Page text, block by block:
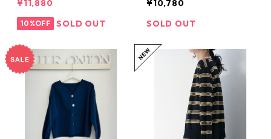
¥11,880
10%OFF SOLD OUT
21 passione
¥10,780
SOLD OUT